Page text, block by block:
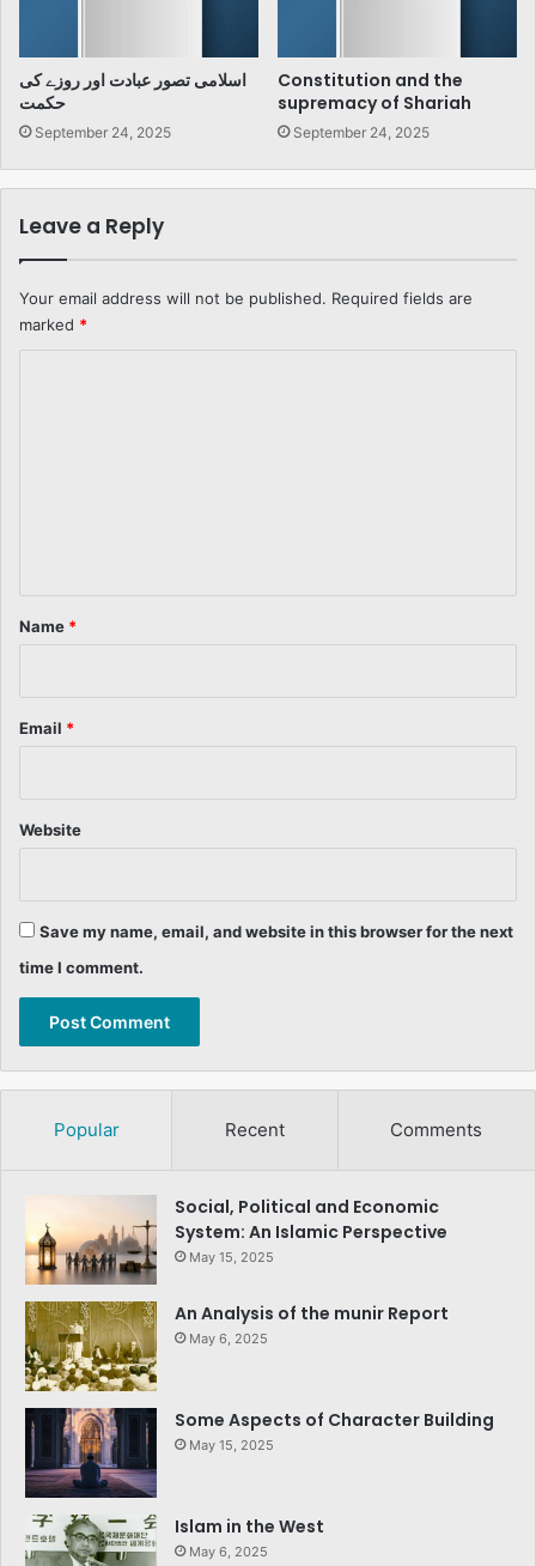
اسلامی تصور عبادت اور روزے کی
حکمت
September 24, 2025
Constitution and the
supremacy of Shariah
September 24, 2025
Leave a Reply
Your email address will not be published. Required fields are
marked *
*
Name *
Email *
Website
Save my name, email, and website in this browser for the next
time I comment.
Popular Recent Comments
Social, Political and Economic
System: An Islamic Perspective
May 15, 2025
An Analysis of the munir Report
May 6, 2025
Some Aspects of Character Building
May 15, 2025
Islam in the West
May 6, 2025